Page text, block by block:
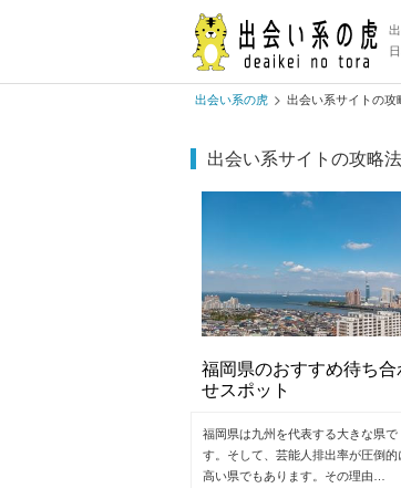
出会い系の虎 出会い系サイトの攻
出会い系サイトの攻略法
福岡県のおすすめ待ち合
せスポット
福岡県は九州を代表する大きな県で
す。そして、芸能人排出率が圧倒的
高い県でもあります。その理由…